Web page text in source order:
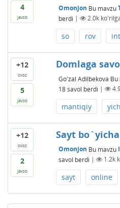
4
javob
Omonjon Bu mavzu
berdi | 2.0k
so rov
+12
ovoz
5
javob
Domlaga
Go'zal Adilbekova Bu
18 savol berdi |
mantiqiy
+12
ovoz
2
javob
Sayt
Omonjon Bu mavzu
savol berdi | 1.2k
sayt online